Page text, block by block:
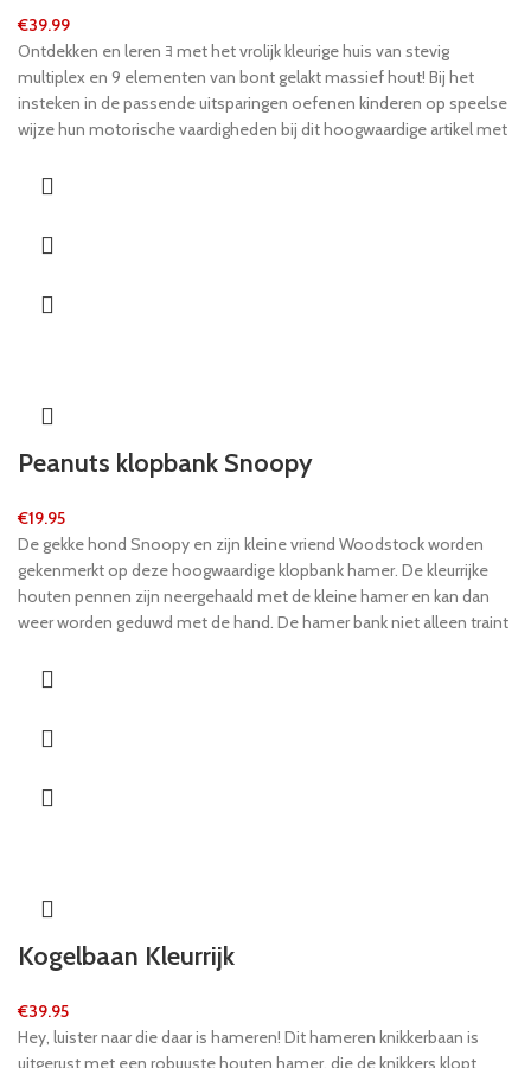
€39.99
Ontdekken en leren ﾖ met het vrolijk kleurige huis van stevig
multiplex en 9 elementen van bont gelakt massief hout! Bij het
insteken in de passende uitsparingen oefenen kinderen op speelse
wijze hun motorische vaardigheden bij dit hoogwaardige artikel met
Peanuts klopbank Snoopy
€19.95
De gekke hond Snoopy en zijn kleine vriend Woodstock worden
gekenmerkt op deze hoogwaardige klopbank hamer. De kleurrijke
houten pennen zijn neergehaald met de kleine hamer en kan dan
weer worden geduwd met de hand. De hamer bank niet alleen traint
Kogelbaan Kleurrijk
€39.95
Hey, luister naar die daar is hameren! Dit hameren knikkerbaan is
uitgerust met een robuuste houten hamer, die de knikkers klopt